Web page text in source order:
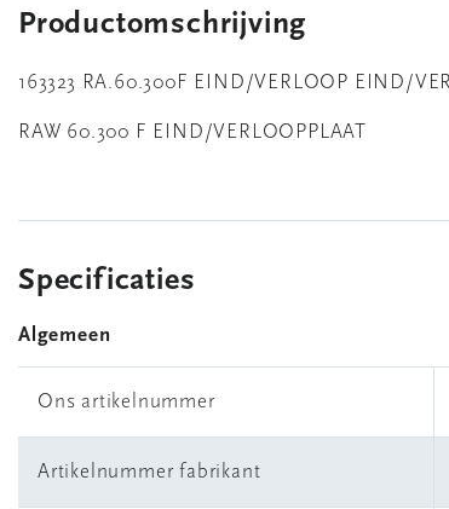
Productomschrijving
163323 RA.60.300F EIND/VERLOOP EIND/
RAW 60.300 F EIND/VERLOOPPLAAT
Specificaties
Algemeen
Ons artikelnummer
Artikelnummer fabrikant